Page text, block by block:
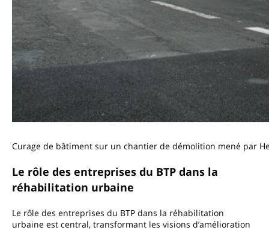
Curage de bâtiment sur un chantier de démolition mené par
Le rôle des entreprises du BTP dans la
réhabilitation urbaine
Le rôle des entreprises du BTP dans la réhabilitation
urbaine est central, transformant les visions d’amélioration